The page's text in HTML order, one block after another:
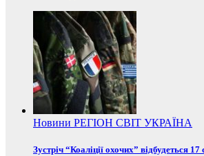
Новини РЕГІОН СВІТ УКРАЇНА
Зустріч “Коаліції охочих” відбудеться 17